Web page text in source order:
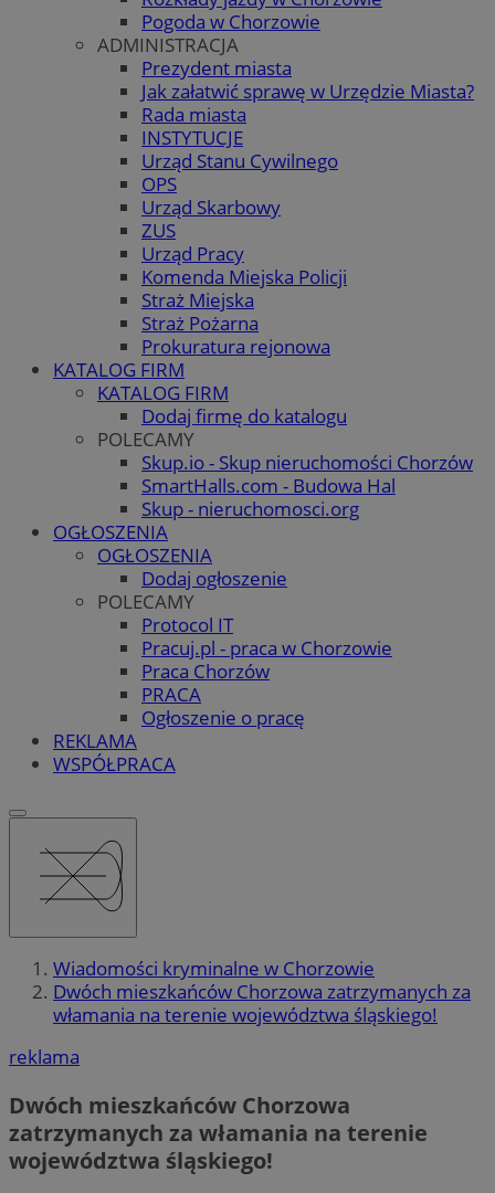
Pogoda w Chorzowie
ADMINISTRACJA
Prezydent miasta
Jak załatwić sprawę w Urzędzie Miasta?
Rada miasta
INSTYTUCJE
Urząd Stanu Cywilnego
OPS
Urząd Skarbowy
ZUS
Urząd Pracy
Komenda Miejska Policji
Straż Miejska
Straż Pożarna
Prokuratura rejonowa
KATALOG FIRM
KATALOG FIRM
Dodaj firmę do katalogu
POLECAMY
Skup.io - Skup nieruchomości Chorzów
SmartHalls.com - Budowa Hal
Skup - nieruchomosci.org
OGŁOSZENIA
OGŁOSZENIA
Dodaj ogłoszenie
POLECAMY
Protocol IT
Pracuj.pl - praca w Chorzowie
Praca Chorzów
PRACA
Ogłoszenie o pracę
REKLAMA
WSPÓŁPRACA
Wiadomości kryminalne w Chorzowie
Dwóch mieszkańców Chorzowa zatrzymanych za
włamania na terenie województwa śląskiego!
reklama
Dwóch mieszkańców Chorzowa
zatrzymanych za włamania na terenie
województwa śląskiego!